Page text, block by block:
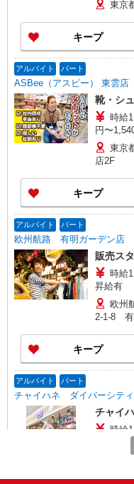
時〜 時
日・祝17
給1,472
東京
キープ
アルバイト パート
ASBee（アスビー） 東雲店
靴・シ
時給1,425
円〜1,540円
給1,425
時〜 時
日・祝
給1,550
東京
店2F
キープ
アルバイト パート
欧州航路 有明ガーデン店
販売ス
時給
昇給有
欧州
2-1-8 有
キープ
アルバイト パート
チャイハネ ダイバーシテ
チャイ
時給
チ